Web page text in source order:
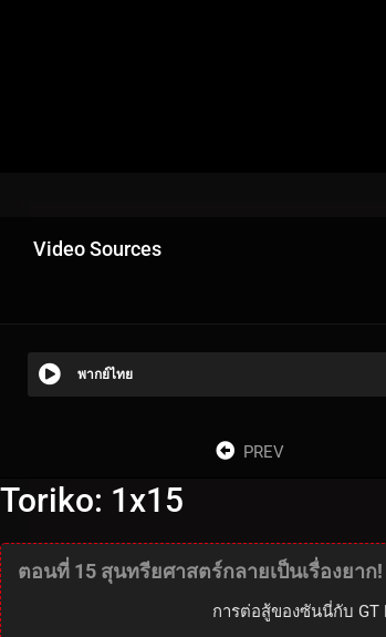
Video Sources
พากย์ไทย
PREV
Toriko: 1x15
ตอนที่ 15 สุนทรียศาสตร์กลายเป็นเรื่องยา
การต่อสู้ของซันนี่กับ GT